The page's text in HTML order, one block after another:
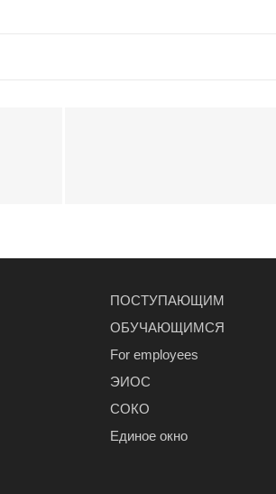
ПОСТУПАЮЩИМ
ОБУЧАЮЩИМСЯ
For employees
ЭИОС
СОКО
Единое окно